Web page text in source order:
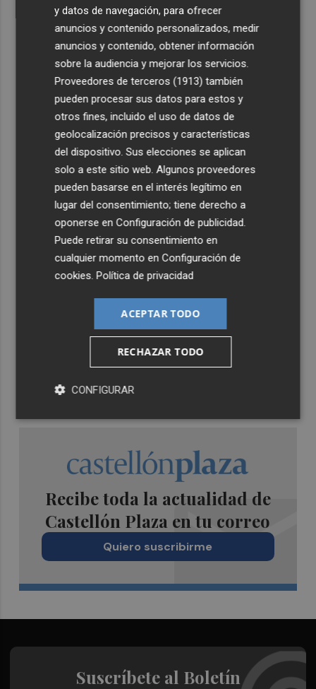
Mariano García, López Nicolás y Bermúdez disputarán
el Europeo en Birmingham el viernes y el sábado
El BOE publica la orden con los controles fronterizos a
los viajeros procedentes de Italia
Lunes de lluvias y tormentas: alerta por posible granizo
con vientos muy fuertes en Altiplano, Noroeste,
Guadalentín y Vega del Segura
Recibe toda la actualidad de
Castellón Plaza en tu correo
Quiero suscribirme
Suscríbete al Boletín
y datos de navegación, para ofrecer
anuncios y contenido personalizados, medir
anuncios y contenido, obtener información
sobre la audiencia y mejorar los servicios.
Proveedores de terceros (1913) también
pueden procesar sus datos para estos y
otros fines, incluido el uso de datos de
geolocalización precisos y características
del dispositivo. Sus elecciones se aplican
solo a este sitio web. Algunos proveedores
pueden basarse en el interés legítimo en
lugar del consentimiento; tiene derecho a
oponerse enConfiguración de publicidad
Puede retirar su consentimiento en
cualquier momento enConfiguración de
cookies .Política de privacidad
ACEPTAR TODO
RECHAZAR TODO
CONFIGURAR